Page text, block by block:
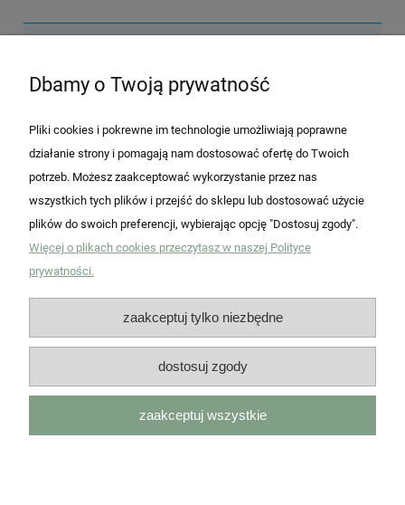
Pomoc
Moje konto
Płatności i dostawa
Dbamy o Twoją prywatność
Pliki cookies i pokrewne im technologie umożliwiają poprawne
działanie strony i pomagają nam dostosować ofertę do Twoich
potrzeb. Możesz zaakceptować wykorzystanie przez nas
wszystkich tych plików i przejść do sklepu lub dostosować użycie
plików do swoich preferencji, wybierając opcję "Dostosuj zgody".
Więcej o plikach cookies przeczytasz w naszej Polityce
prywatności.
zaakceptuj tylko niezbędne
dostosuj zgody
zaakceptuj wszystkie